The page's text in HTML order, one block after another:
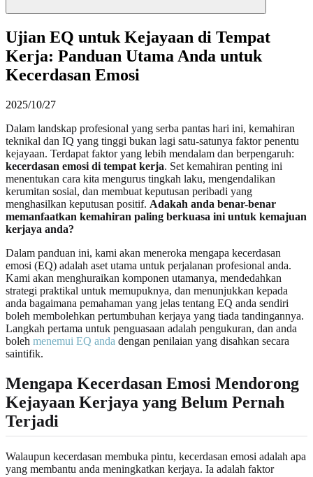
Ujian EQ untuk Kejayaan di Tempat
Kerja: Panduan Utama Anda untuk
Kecerdasan Emosi
2025/10/27
Dalam landskap profesional yang serba pantas hari ini, kemahiran
teknikal dan IQ yang tinggi bukan lagi satu-satunya faktor penentu
kejayaan. Terdapat faktor yang lebih mendalam dan berpengaruh:
kecerdasan emosi di tempat kerja. Set kemahiran penting ini
menentukan cara kita mengurus tingkah laku, mengendalikan
kerumitan sosial, dan membuat keputusan peribadi yang
menghasilkan keputusan positif. Adakah anda benar-benar
memanfaatkan kemahiran paling berkuasa ini untuk kemajuan
kerjaya anda?
Dalam panduan ini, kami akan meneroka mengapa kecerdasan
emosi (EQ) adalah aset utama untuk perjalanan profesional anda.
Kami akan menghuraikan komponen utamanya, mendedahkan
strategi praktikal untuk memupuknya, dan menunjukkan kepada
anda bagaimana pemahaman yang jelas tentang EQ anda sendiri
boleh membolehkan pertumbuhan kerjaya yang tiada tandingannya.
Langkah pertama untuk penguasaan adalah pengukuran, dan anda
boleh menemui EQ anda dengan penilaian yang disahkan secara
saintifik.
Mengapa Kecerdasan Emosi Mendorong
Kejayaan Kerjaya yang Belum Pernah
Terjadi
Walaupun kecerdasan membuka pintu, kecerdasan emosi adalah apa
yang membantu anda meningkatkan kerjaya. Ia adalah faktor